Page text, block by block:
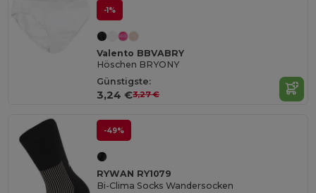
-1%
Valento BBVABRY
Höschen BRYONY
Günstigste:
3,24 €3,27 €
-49%
RYWAN RY1079
Bi-Clima Socks Wandersocken